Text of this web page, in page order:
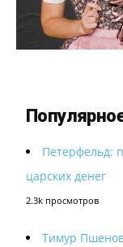
Петерфельд:
царских денег
2.3k просмотров
Тимур